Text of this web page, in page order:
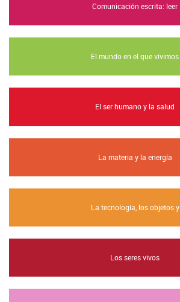
Comunicación escrita: leer
El mundo en el que vivimos
El ser humano y la salud
La materia y la energía
La tecnología, los objetos y
Los seres vivos